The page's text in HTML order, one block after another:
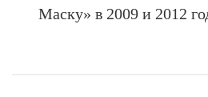
Маску» в 2009 и 2012